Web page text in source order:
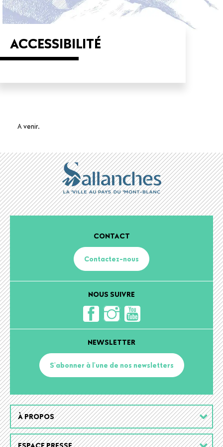
ACCESSIBILITÉ
A venir.
CONTACT
Contactez-nous
NOUS SUIVRE
NEWSLETTER
S'abonner à l'une de nos newsletters
Footer
menu
À PROPOS